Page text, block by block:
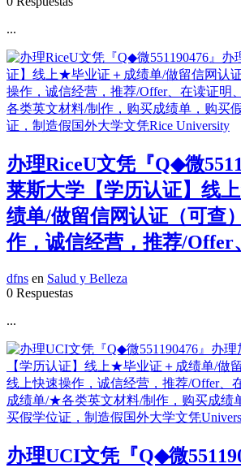
...
办理RiceU文凭『Q◆微
莱斯大学【学历认证】线
绩单/做留信网认证（可查
作，诚信经营，推荐/Offer
dfns en Salud y Belleza
0 Respuestas
...
办理UCI文凭『Q◆微